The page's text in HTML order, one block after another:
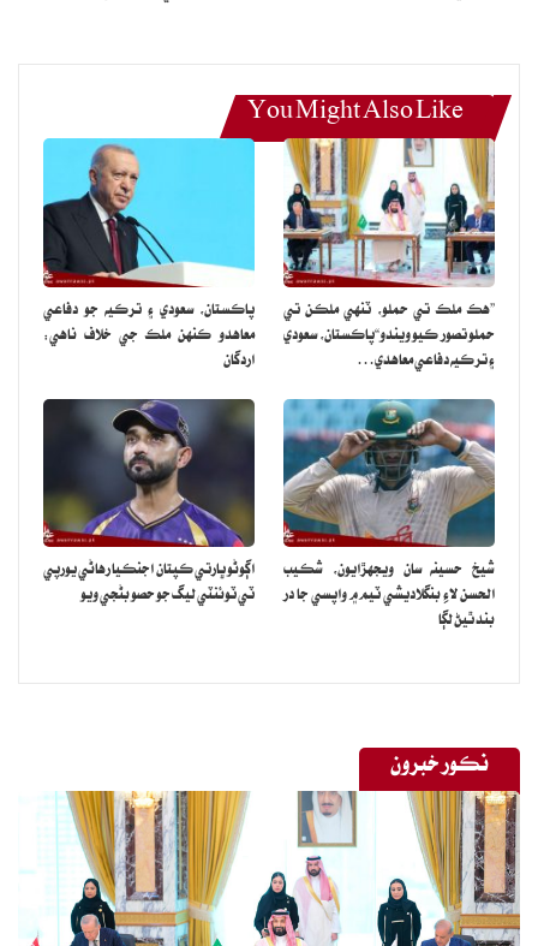
You Might Also Like
”هڪ ملڪ تي حملو، ٽنهي ملڪن تي
حملو تصور ڪيو ويندو“پاڪستان، سعودي
۽ ترڪيه دفاعي معاهدي…
پاڪستان، سعودي ۽ ترڪيه جو دفاعي
معاهدو ڪنهن ملڪ جي خلاف ناهي:
اردگان
شيخ حسينه سان ويجهڙايون، شڪيب
الحسن لاءِ بنگلاديشي ٽيم ۾ واپسي جا در
بند ٿيڻ لڳا
اڳوڻو ڀارتي ڪپتان اجنڪيا رهاڻي يورپي
ٽي ٽوئنٽي ليگ جو حصو بڻجي ويو
نڪور خبرون